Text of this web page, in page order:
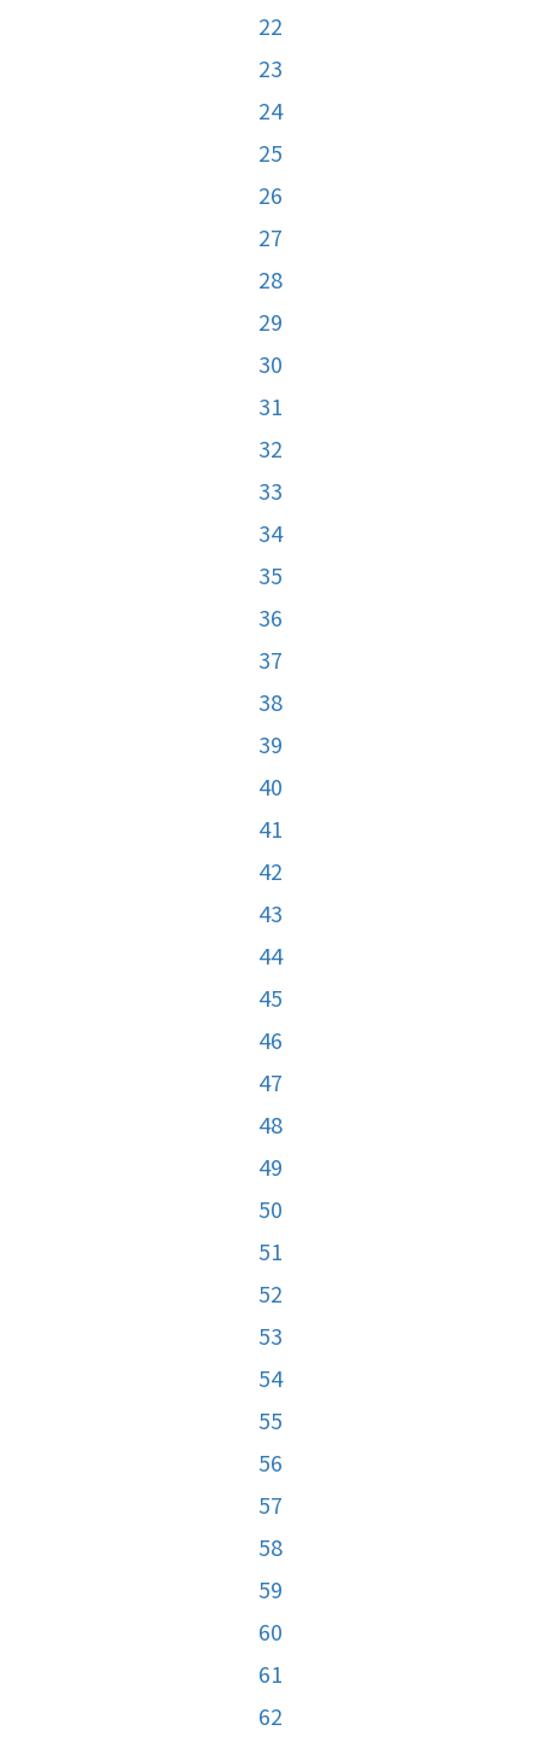
22
23
24
25
26
27
28
29
30
31
32
33
34
35
36
37
38
39
40
41
42
43
44
45
46
47
48
49
50
51
52
53
54
55
56
57
58
59
60
61
62